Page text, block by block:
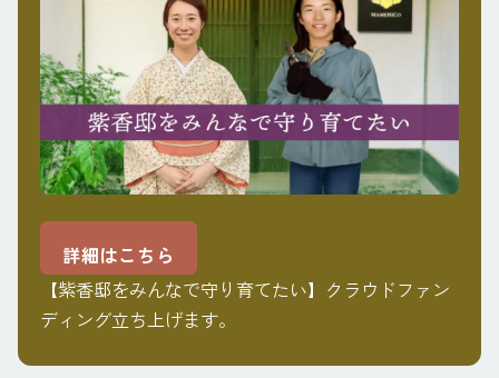
詳細はこちら
【紫香邸をみんなで守り育てたい】クラウドファン
ディング立ち上げます。